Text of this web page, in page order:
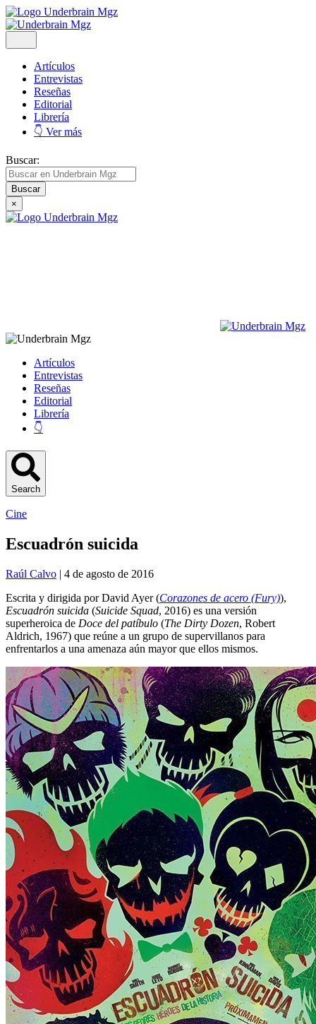
Artículos
Entrevistas
Reseñas
Editorial
Librería
👇 Ver más
Buscar:
×
Artículos
Entrevistas
Reseñas
Editorial
Librería
👇
Search
Cine
Escuadrón suicida
Raúl Calvo | 4 de agosto de 2016
Escrita y dirigida por David Ayer (Corazones de acero (Fury)),
Escuadrón suicida (Suicide Squad, 2016) es una versión
superheroica de Doce del patíbulo (The Dirty Dozen, Robert
Aldrich, 1967) que reúne a un grupo de supervillanos para
enfrentarlos a una amenaza aún mayor que ellos mismos.